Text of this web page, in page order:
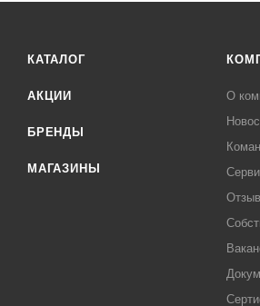
КАТАЛОГ
АКЦИИ
БРЕНДЫ
МАГАЗИНЫ
О